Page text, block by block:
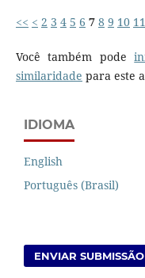
<< < 2 3 4 5 6 7 8 9 10 11
Você também pode
similaridade para este
IDIOMA
English
Português (Brasil)
ENVIAR SUBMISSÃO